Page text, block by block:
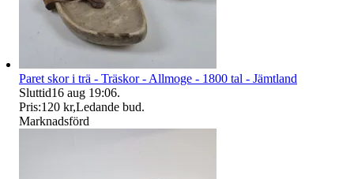
Paret skor i trä - Träskor - Allmoge - 1800 tal - Jämtland
Sluttid16 aug 19:06.
Pris:120 kr,Ledande bud.
Marknadsförd